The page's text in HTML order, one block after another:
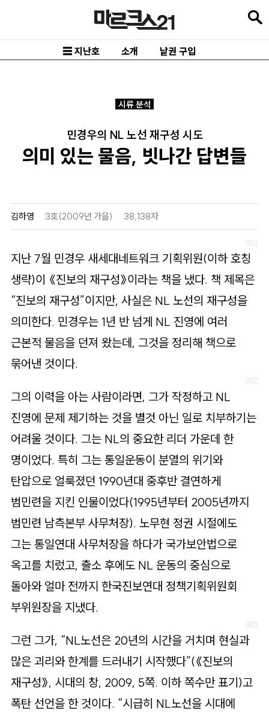
로
☰ 지난호 소개 낱권 구입
시류 분석
민경우의 NL 노선 재구성 시도
의미 있는 물음, 빗나간 답변들
김하영 3호(2009년 가을) 38,138자
지난 7월 민경우 새세대네트워크 기획위원(이하 호칭
생략)이 《진보의 재구성》이라는 책을 냈다. 책 제목은
“진보의 재구성”이지만, 사실은 NL 노선의 재구성을
의미한다. 민경우는 1년 반 넘게 NL 진영에 여러
근본적 물음을 던져 왔는데, 그것을 정리해 책으로
묶어낸 것이다.
그의 이력을 아는 사람이라면, 그가 작정하고 NL
진영에 문제 제기하는 것을 별것 아닌 일로 치부하기는
어려울 것이다. 그는 NL의 중요한 리더 가운데 한
명이었다. 특히 그는 통일운동이 분열의 위기와
탄압으로 얼룩졌던 1990년대 중후반 결연하게
범민련을 지킨 인물이었다(1995년부터 2005년까지
범민련 남측본부 사무처장). 노무현 정권 시절에도
그는 통일연대 사무처장을 하다가 국가보안법으로
옥고를 치렀고, 출소 후에도 NL 운동의 중심으로
돌아와 얼마 전까지 한국진보연대 정책기획위원회
부위원장을 지냈다.
그런 그가, “NL노선은 20년의 시간을 거치며 현실과
많은 괴리와 한계를 드러내기 시작했다”(《진보의
재구성》, 시대의 창, 2009, 5쪽. 이하 쪽수만 표기)고
폭탄 선언을 한 것이다. “시급히 NL노선을 시대에